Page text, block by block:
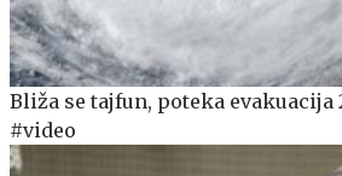
Bliža se tajfun, poteka
#video